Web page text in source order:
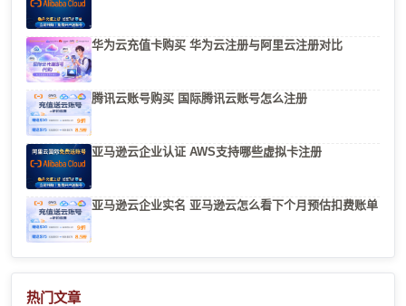
华为云充值卡购买 华为云注册与阿里云注册对比
腾讯云账号购买 国际腾讯云账号怎么注册
亚马逊云企业认证 AWS支持哪些虚拟卡注册
亚马逊云企业实名 亚马逊云怎么看下个月预估扣费账单
热门文章